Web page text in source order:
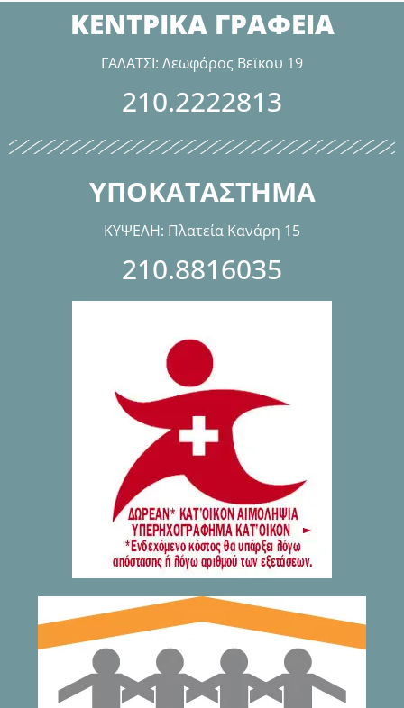
ΚΕΝΤΡΙΚΑ ΓΡΑΦΕΙΑ
ΓΑΛΑΤΣΙ: Λεωφόρος Βεϊκου 19
210.2222813
ΥΠΟΚΑΤΑΣΤΗΜΑ
ΚΥΨΕΛΗ: Πλατεία Κανάρη 15
210.8816035